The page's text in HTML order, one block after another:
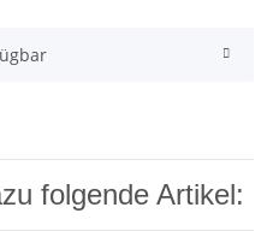
folgende Artikel: